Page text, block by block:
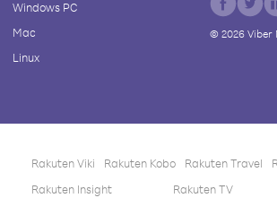
Windows PC
Mac
Linux
© 2026Viber
Rakuten Viki Rakuten Kobo Rakuten Travel
Rakuten Insight
Rakuten TV